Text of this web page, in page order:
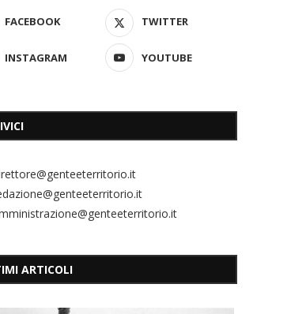
FACEBOOK TWITTER
INSTAGRAM YOUTUBE
ARTICOLI